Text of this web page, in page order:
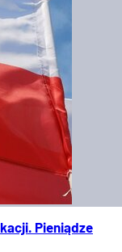
Pieniądze